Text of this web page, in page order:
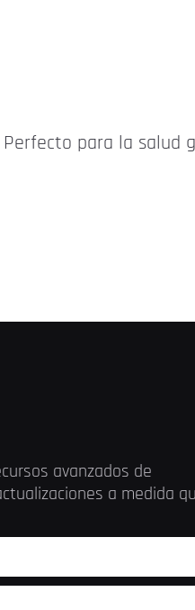
para la salud
avanzados de
a medida